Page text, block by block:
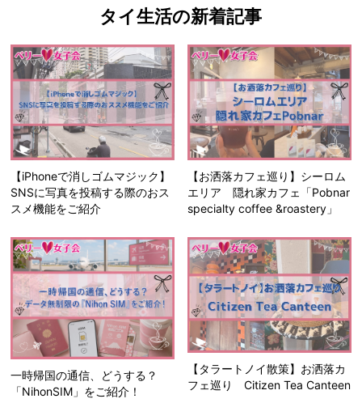
タイ生活の新着記事
【iPhoneで消しゴムマジック】
SNSに写真を投稿する際のおス
スメ機能をご紹介
【お洒落カフェ巡り】シーロム
エリア 隠れ家カフェ「Pobnar
specialty coffee &roastery」
一時帰国の通信、どうする？
「NihonSIM」をご紹介！
【タラートノイ散策】お洒落カ
フェ巡り Citizen Tea Canteen